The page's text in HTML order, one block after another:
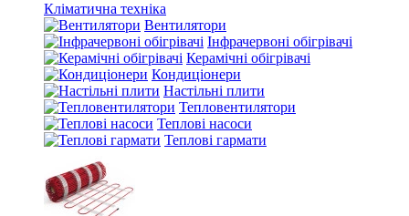
Кліматична техніка
Вентилятори
Інфрачервоні обігрівачі
Керамічні обігрівачі
Кондиціонери
Настільні плити
Тепловентилятори
Теплові насоси
Теплові гармати